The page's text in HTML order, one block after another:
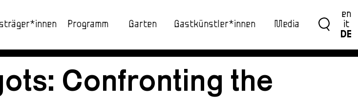
Programm Garten Gastkünstler*innen Media
en
it
DE
Confronting the